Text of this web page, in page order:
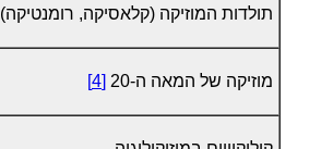
תולדות המוזיקה (קלאסיקה, רומנטיקה)
מוזיקה של המאה ה-20 [4]